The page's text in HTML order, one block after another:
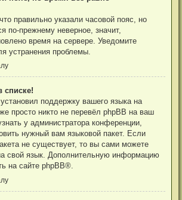
правильно указали часовой пояс, но
по-прежнему неверное, значит,
время на сервере. Уведомите
устранения проблемы.
списке!
поддержку вашего языка на
просто никто не перевёл phpBB на ваш
у администратора конференции,
нужный вам языковой пакет. Если
не существует, то вы сами можете
свой язык. Дополнительную информацию
на сайтеphpBB®.